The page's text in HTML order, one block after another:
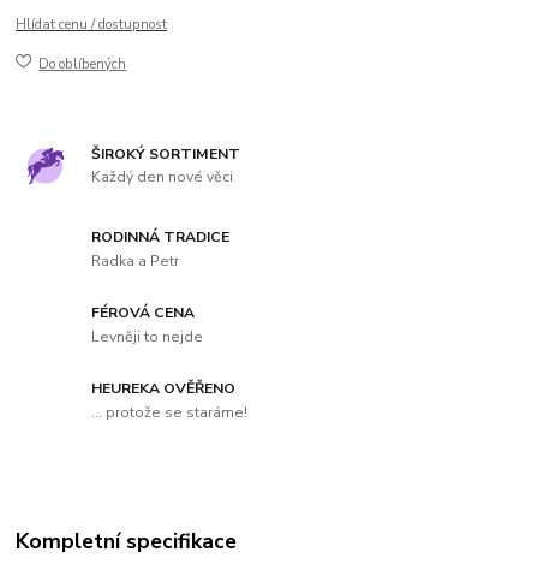
Hlídat cenu / dostupnost
Do oblíbených
ŠIROKÝ SORTIMENT
Každý den nové věci
RODINNÁ TRADICE
Radka a Petr
FÉROVÁ CENA
Levněji to nejde
HEUREKA OVĚŘENO
... protože se staráme!
Kompletní specifikace